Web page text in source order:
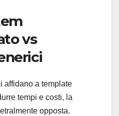
vs
affidano a template
tempi e costi, la
opposta.